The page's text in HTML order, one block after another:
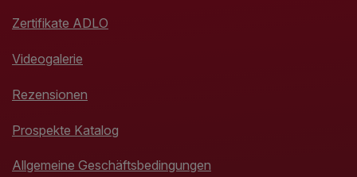
Zertifikate ADLO
Videogalerie
Rezensionen
Prospekte Katalog
Allgemeine Geschäftsbedingungen